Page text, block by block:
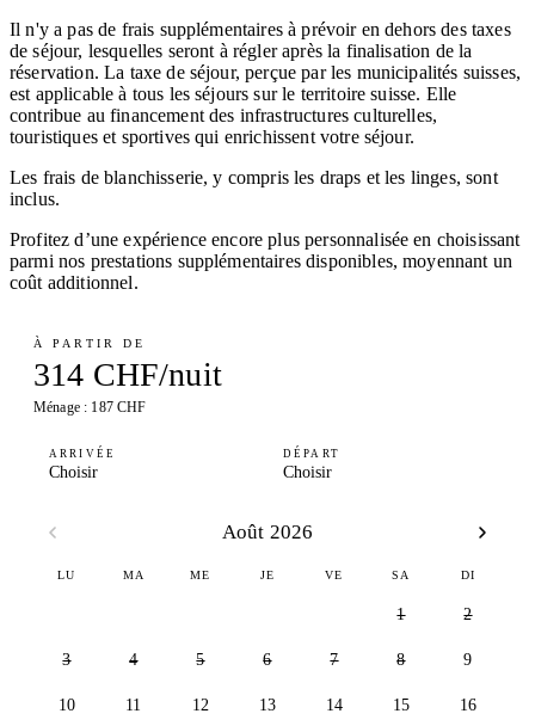
Il n'y a pas de frais supplémentaires à prévoir en dehors des taxes
de séjour, lesquelles seront à régler après la finalisation de la
réservation. La taxe de séjour, perçue par les municipalités suisses,
est applicable à tous les séjours sur le territoire suisse. Elle
contribue au financement des infrastructures culturelles,
touristiques et sportives qui enrichissent votre séjour.
Les frais de blanchisserie, y compris les draps et les linges, sont
inclus.
Profitez d’une expérience encore plus personnalisée en choisissant
parmi nos prestations supplémentaires disponibles, moyennant un
coût additionnel.
À PARTIR DE
314 CHF/nuit
Ménage : 187 CHF
ARRIVÉE
Choisir
DÉPART
Choisir
Août 2026
LU MA ME JE VE SA DI
1 2
3 4 5 6 7 8 9
10 11 12 13 14 15 16